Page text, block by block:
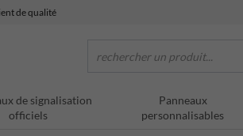
de qualité
rechercher un produit...
de signalisation
officiels
Panneaux
personnalisables